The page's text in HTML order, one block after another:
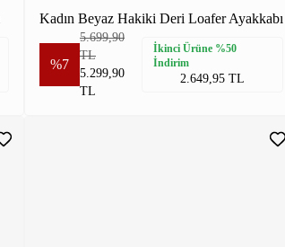
Kadın Beyaz Hakiki Deri Loafer Ayakkabı
%7
5.699,90
TL
5.299,90
TL
İkinci Ürüne %50
İndirim
2.649,95 TL